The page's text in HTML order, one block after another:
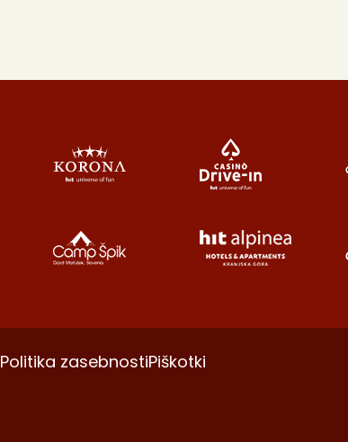
Politika zasebnostiPiškotki